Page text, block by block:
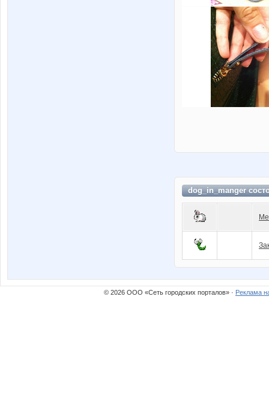
dog_in_manger
© 2026 ООО «Сеть городских порталов» · Реклама